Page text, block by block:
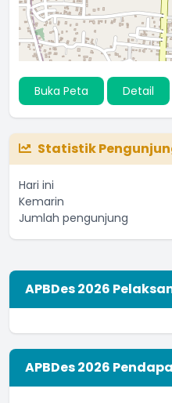
Buka Peta Detail
Statistik
Hari ini
Kemarin
Jumlah pengunjung
APBDes 2026
APBDes 2026